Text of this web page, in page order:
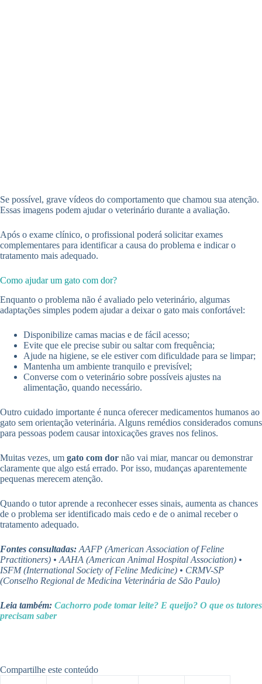
Se possível, grave vídeos do comportamento que chamou sua atenção.
Essas imagens podem ajudar o veterinário durante a avaliação.
Após o exame clínico, o profissional poderá solicitar exames
complementares para identificar a causa do problema e indicar o
tratamento mais adequado.
Como ajudar um gato com dor?
Enquanto o problema não é avaliado pelo veterinário, algumas
adaptações simples podem ajudar a deixar o gato mais confortável:
Disponibilize camas macias e de fácil acesso;
Evite que ele precise subir ou saltar com frequência;
Ajude na higiene, se ele estiver com dificuldade para se limpar;
Mantenha um ambiente tranquilo e previsível;
Converse com o veterinário sobre possíveis ajustes na
alimentação, quando necessário.
Outro cuidado importante é nunca oferecer medicamentos humanos ao
gato sem orientação veterinária. Alguns remédios considerados comuns
para pessoas podem causar intoxicações graves nos felinos.
Muitas vezes, um gato com dor não vai miar, mancar ou demonstrar
claramente que algo está errado. Por isso, mudanças aparentemente
pequenas merecem atenção.
Quando o tutor aprende a reconhecer esses sinais, aumenta as chances
de o problema ser identificado mais cedo e de o animal receber o
tratamento adequado.
Fontes consultadas: AAFP (American Association of Feline
Practitioners) • AAHA (American Animal Hospital Association) •
ISFM (International Society of Feline Medicine) • CRMV-SP
(Conselho Regional de Medicina Veterinária de São Paulo)
Leia também: Cachorro pode tomar leite? E queijo? O que os tutores
precisam saber
Compartilhe este conteúdo